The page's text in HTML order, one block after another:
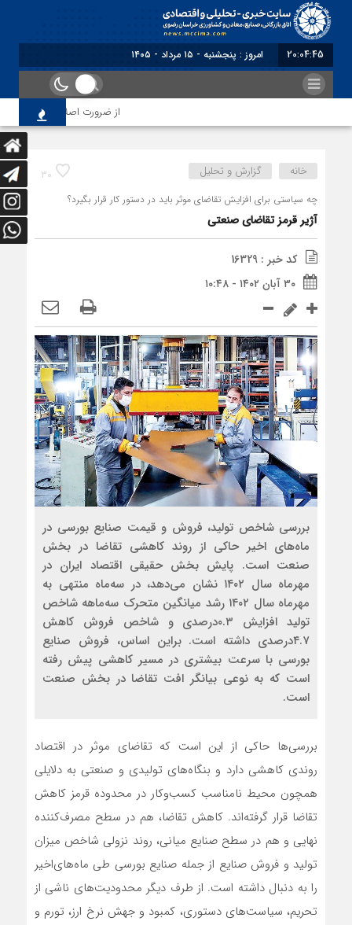
20:04:46 برابر با : Thursday - 6 August - 2026
از ضرورت اصلاح رویه‌های
30 خانه گزارش و تحلیل
چه سیاستی برای افزایش تقاضای موثر باید در دستور کار قرار بگیرد؟
آژیر قرمز تقاضای صنعتی
کد خبر : 16329
۳۰ آبان ۱۴۰۲ - ۱۰:۴۸
بررسی شاخص تولید، فروش و قیمت صنایع بورسی در
ماه‌‌‌های اخیر حاکی از روند کاهشی تقاضا در بخش
صنعت است. پایش بخش حقیقی اقتصاد ایران در
مهرماه سال ۱۴۰۲ نشان می‌دهد، در سه‌ماه منتهی به
مهرماه سال ۱۴۰۲ رشد میانگین متحرک سه‌ماهه شاخص
تولید افزایش ۰.۳درصدی و شاخص فروش کاهش
۴.۷درصدی داشته است. براین اساس، فروش صنایع
بورسی با سرعت بیشتری در مسیر کاهشی پیش رفته
است که به نوعی بیانگر افت تقاضا در بخش صنعت
است.
بررسی‌‌‌ها حاکی از این است که تقاضای موثر در اقتصاد
روندی کاهشی دارد و بنگاه‌‌‌های تولیدی و صنعتی به دلایلی
همچون محیط نامناسب کسب‌وکار در محدوده قرمز کاهش
تقاضا قرار گرفته‌‌‌اند. کاهش تقاضا، هم در سطح مصرف‌کننده
نهایی و هم در سطح صنایع میانی، روند نزولی شاخص میزان
تولید و فروش صنایع از جمله صنایع بورسی طی ماه‌‌‌های‌‌‌اخیر
را به دنبال داشته است. از طرف دیگر محدودیت‌های ناشی از
تحریم، سیاست‌‌‌های دستوری، کمبود و جهش نرخ ارز، تورم و